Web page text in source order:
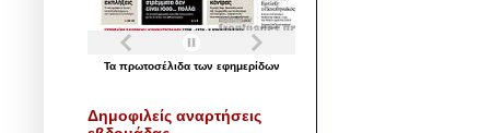
Τα πρωτοσέλιδα των εφημερίδων
Δημοφιλείς αναρτήσεις